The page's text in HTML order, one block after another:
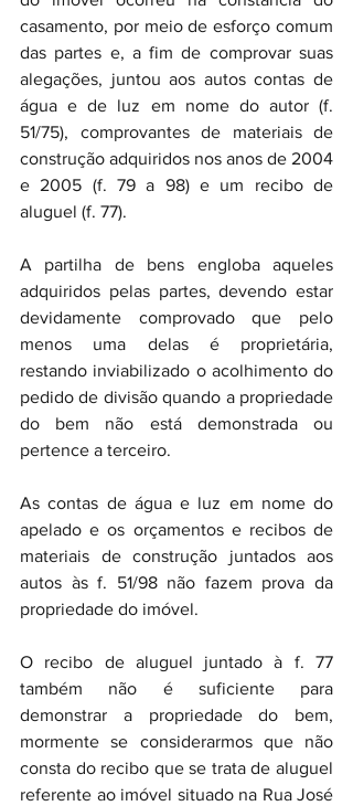
casamento, por meio de esforço comum
das partes e, a fim de comprovar suas
alegações, juntou aos autos contas de
água e de luz em nome do autor (f.
51/75), comprovantes de materiais de
construção adquiridos nos anos de 2004
e 2005 (f. 79 a 98) e um recibo de
aluguel (f. 77).
A partilha de bens engloba aqueles
adquiridos pelas partes, devendo estar
devidamente comprovado que pelo
menos uma delas é proprietária,
restando inviabilizado o acolhimento do
pedido de divisão quando a propriedade
do bem não está demonstrada ou
pertence a terceiro.
As contas de água e luz em nome do
apelado e os orçamentos e recibos de
materiais de construção juntados aos
autos às f. 51/98 não fazem prova da
propriedade do imóvel.
O recibo de aluguel juntado à f. 77
também não é suficiente para
demonstrar a propriedade do bem,
mormente se considerarmos que não
consta do recibo que se trata de aluguel
referente ao imóvel situado na Rua José